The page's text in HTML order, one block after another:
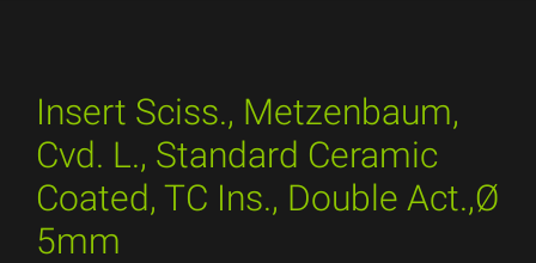
Insert Sciss., Metzenbaum,
Cvd. L., Standard Ceramic
Coated, TC Ins., Double Act.,Ø
5mm